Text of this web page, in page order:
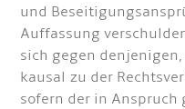
und
Auffassung
sich gegen
kausal zu der
sofern der in